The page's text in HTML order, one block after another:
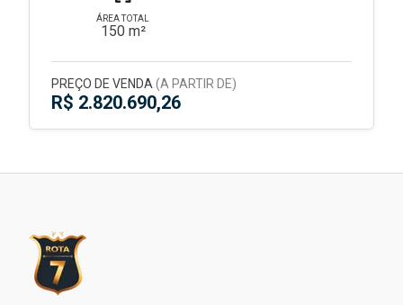
ÁREA TOTAL
150 m²
PREÇO DE VENDA (A PARTIR DE)
R$ 2.820.690,26